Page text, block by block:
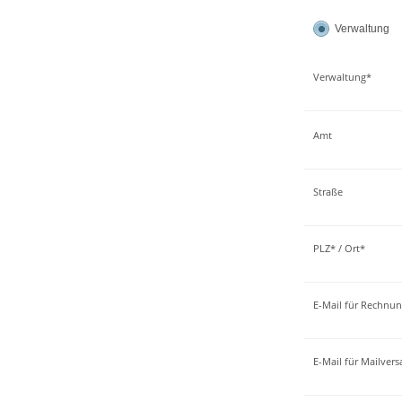
Verwaltung
Verwaltung*
Amt
Straße
PLZ* / Ort*
E-Mail für
E-Mail für